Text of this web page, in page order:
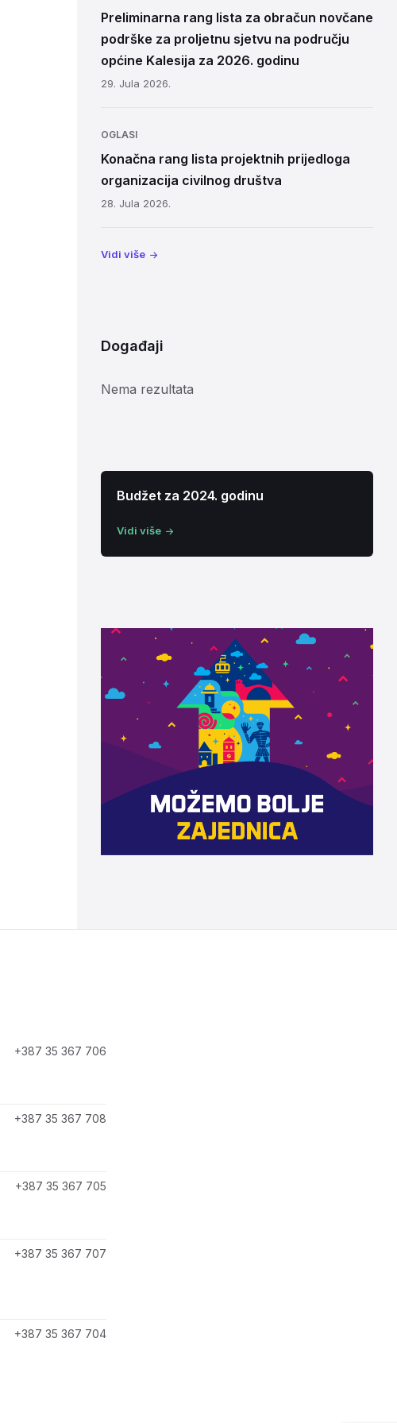
Preliminarna rang lista za obračun novčane
podrške za proljetnu sjetvu na području
općine Kalesija za 2026. godinu
29. Jula 2026.
OGLASI
Konačna rang lista projektnih prijedloga
organizacija civilnog društva
28. Jula 2026.
Vidi više
Događaji
Nema rezultata
Budžet za 2024. godinu
Vidi više
+387 35 367 706
+387 35 367 708
+387 35 367 705
+387 35 367 707
+387 35 367 704